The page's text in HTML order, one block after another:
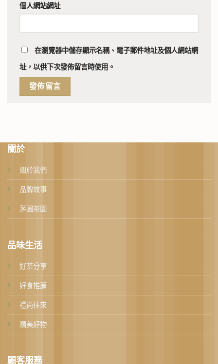
個人網站網址
在瀏覽器中儲存顯示名稱、電子郵件地址及個人網站網
址，以供下次發佈留言時使用。
關於
關於我們
品牌故事
茅圃茶園
品味生活
好茶分享
好食推薦
禮尚往來
精美好物
顧客服務